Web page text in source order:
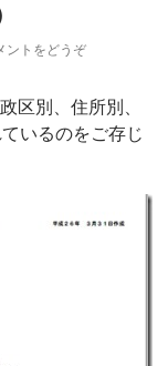
ントをどうぞ
区別、住所別、
いるのをご存じ